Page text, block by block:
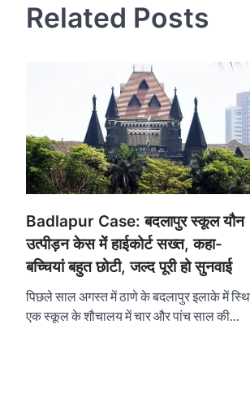
Related Posts
Badlapur Case: बदलापुर स्कूल यौन
उत्पीड़न केस में हाईकोर्ट सख्त, कहा-
बच्चियां बहुत छोटी, जल्द पूरी हो सुनवाई
पिछले साल अगस्त में ठाणे के बदलापुर इलाके में
एक स्कूल के शौचालय में चार और पांच साल की…